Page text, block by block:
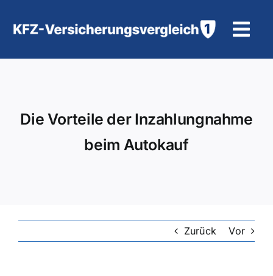
Inhalt
Hilfe und Kontakt
Die Vorteile der Inzahlungnahme
beim Autokauf
Zurück Vor